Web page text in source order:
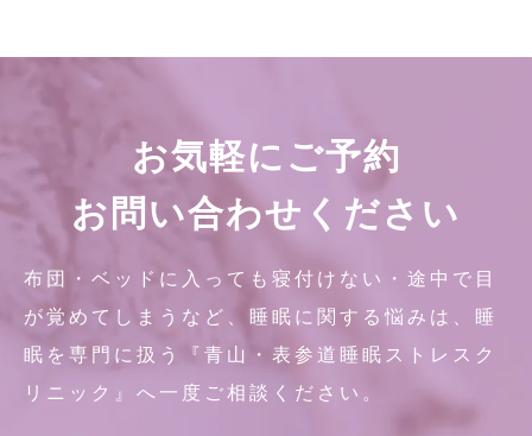
お気軽にご予約
お問い合わせください
布団・ベッドに入っても寝付けない・途中で目
が覚めてしまうなど、睡眠に関する悩みは、睡
眠を専門に扱う『青山・表参道睡眠ストレスク
リニック』へ一度ご相談ください。